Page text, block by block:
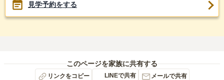
見学予約をする
このページを家族に共有する
リンクをコピー LINEで共有 メールで共有